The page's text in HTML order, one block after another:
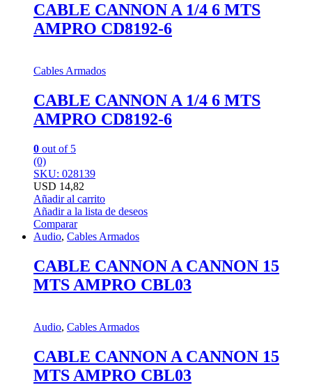
CABLE CANNON A 1/4 6 MTS
AMPRO CD8192-6
Cables Armados
CABLE CANNON A 1/4 6 MTS
AMPRO CD8192-6
0 out of 5
(0)
SKU: 028139
USD 14,82
Añadir al carrito
Añadir a la lista de deseos
Comparar
Audio, Cables Armados
CABLE CANNON A CANNON 15
MTS AMPRO CBL03
Audio, Cables Armados
CABLE CANNON A CANNON 15
MTS AMPRO CBL03